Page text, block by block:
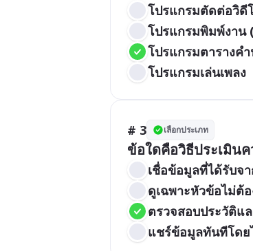
โปรแกรมตัดต่อวิดี
โปรแกรมพิมพ์งาน
โปรแกรมตารางค
โปรแกรมเล่นเพลง
# 3 เลือกประเภท
ข้อใดคือวิธีประเมิน
เชื่อข้อมูลที่ได้รับจ
ดูเฉพาะหัวข้อไม่ต้
ตรวจสอบประวัติแ
แชร์ข้อมูลทันทีโด